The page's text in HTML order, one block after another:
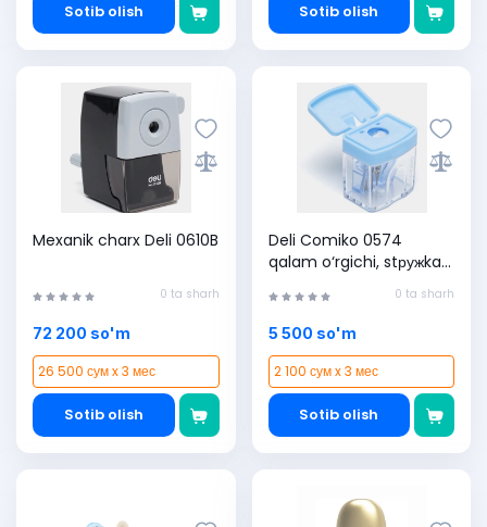
Sotib olish Sotib olish
Mexanik charx Deli 0610B
0 ta sharh
72 200 so'm
26 500 сум x 3 мес
Sotib olish
Deli Comiko 0574
qalam o‘rgichi, stружka
yig‘uvchi idish bilan (1
dona)
0 ta sharh
5 500 so'm
2 100 сум x 3 мес
Sotib olish